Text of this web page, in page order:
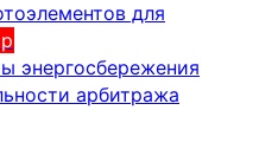
для
энергосбережения
арбитража